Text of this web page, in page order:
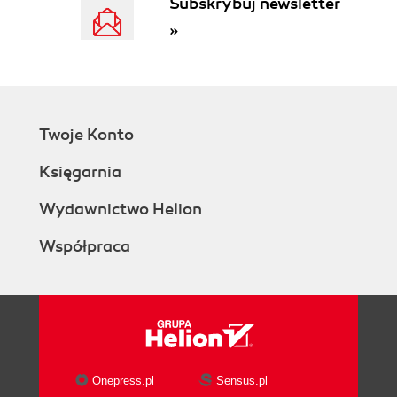
Zapamiętywanie makropolecenia (40)
Tworzenie niestandardowych pasków
Zapamiętywanie niestandardowych pasków
Wykorzystanie szablonów programu Microsoft
przez użytkownika (43)
skoroszytu (43)
Wstawianie do skoroszytu nowego arkusza
opartego na szablonie użytkownika (44)
Subskrybuj newsletter
»
Twoje Konto
Księgarnia
Wydawnictwo Helion
Współpraca
Onepress.pl Sensus.pl